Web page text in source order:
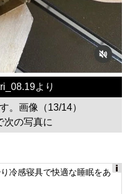
より
。画像（13/14）
次の写真に
り冷感寝具で快適な睡眠をあ